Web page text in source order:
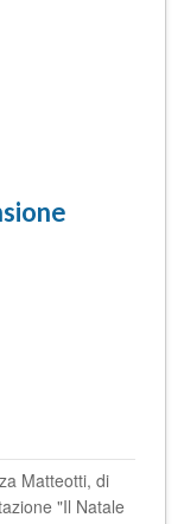
Matteotti, di
"Il Natale